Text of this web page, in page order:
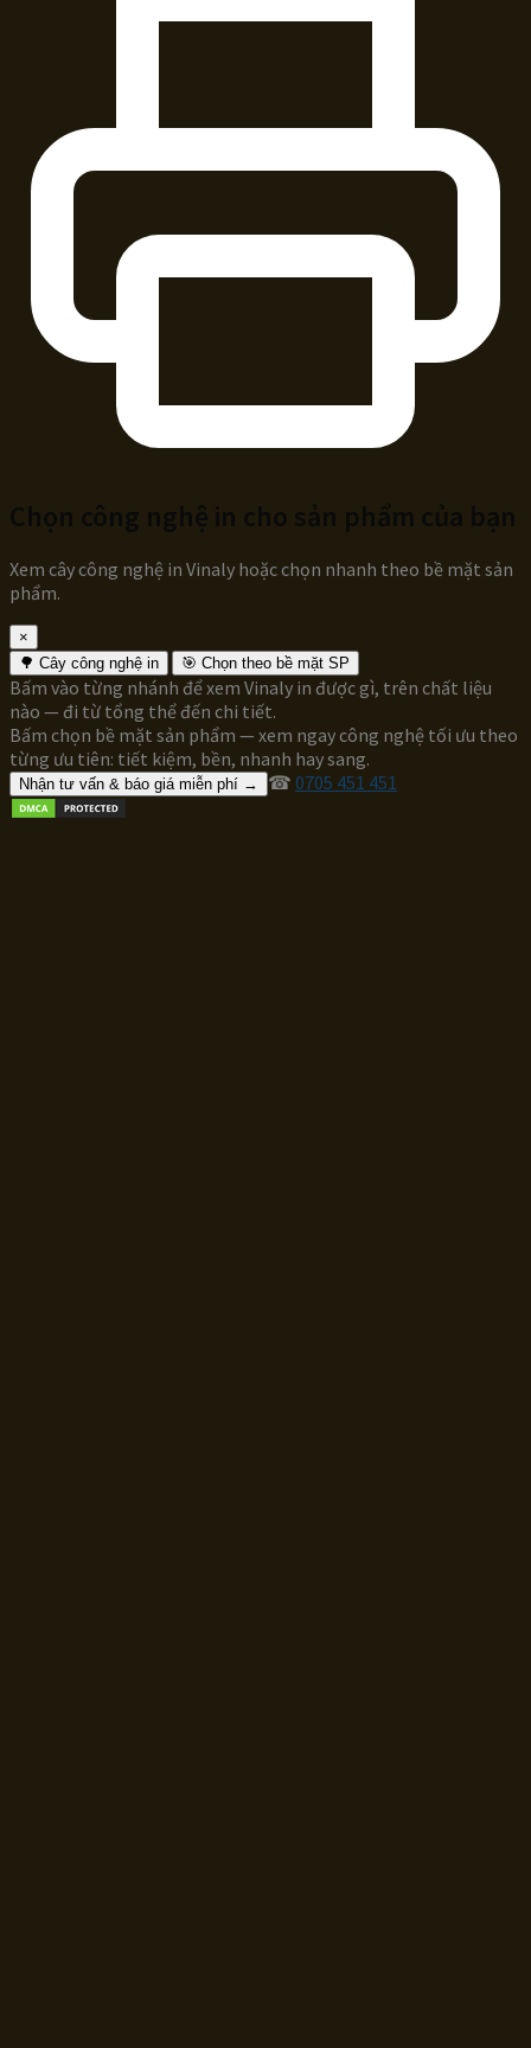
Xem cây công nghệ in Vinaly hoặc chọn nhanh theo bề mặt sản
phẩm.
×
🌳 Cây công nghệ in
🎯 Chọn theo bề mặt SP
Bấm vào từng nhánh để xem Vinaly in được gì, trên chất liệu
nào — đi từ tổng thể đến chi tiết.
Bấm chọn bề mặt sản phẩm — xem ngay công nghệ tối ưu theo
từng ưu tiên: tiết kiệm, bền, nhanh hay sang.
Nhận tư vấn & báo giá miễn phí → ☎ 0705 451 451